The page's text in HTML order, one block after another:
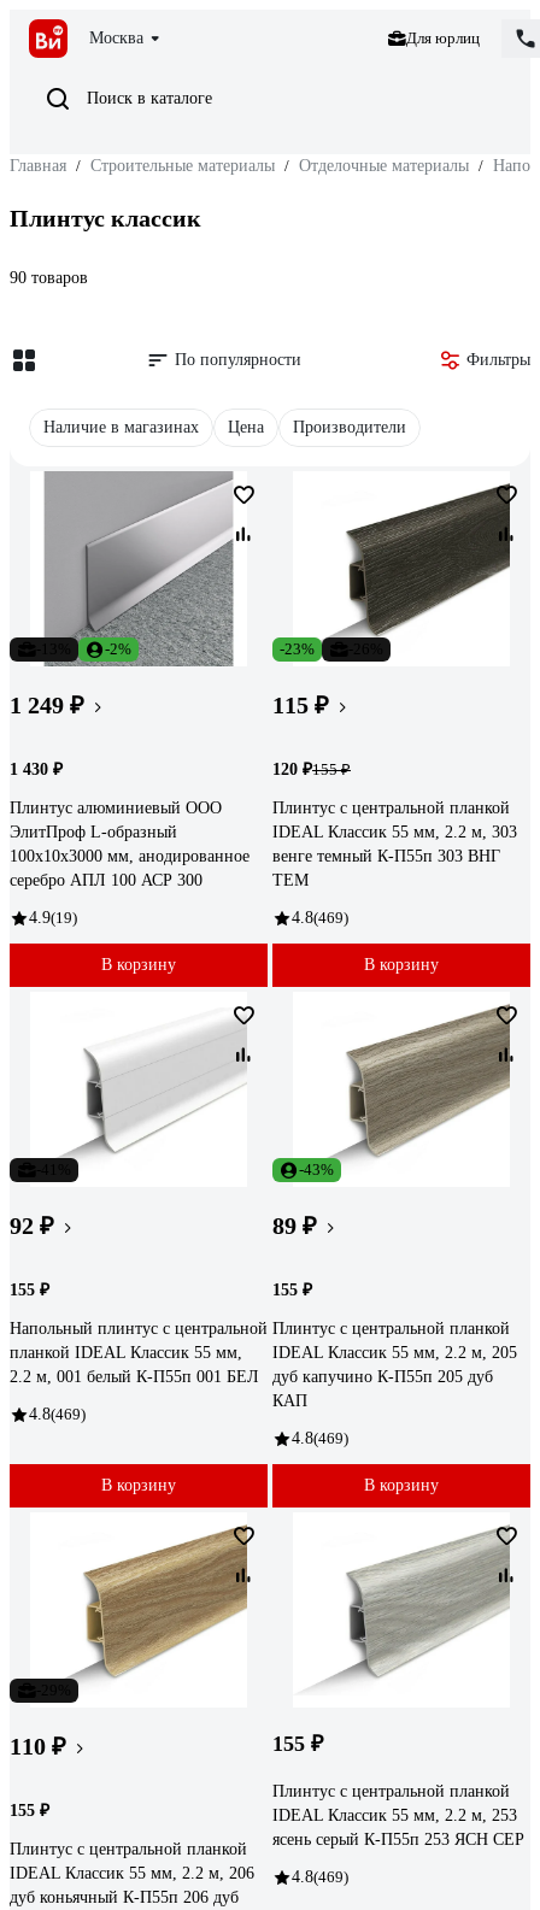
Москва Для юрлиц
Поиск в каталоге
Главная / Строительные материалы / Отделочные материалы /
Плинтус классик
90 товаров
По популярности Фильтры
Наличие в магазинах Цена Производители
-2%
1 249 ₽
1 430 ₽
Плинтус алюминиевый ООО
ЭлитПроф L-образный
100х10х3000 мм, анодированное
серебро АПЛ 100 АСР 300
4.9(19)
В корзину
-23%
115 ₽
120 ₽155 ₽
Плинтус с центральной планкой
IDEAL Классик 55 мм, 2.2 м, 303
венге темный К-П55п 303 ВНГ
ТЕМ
4.8(469)
В корзину
92 ₽
155 ₽
Напольный плинтус с центральной
планкой IDEAL Классик 55 мм,
2.2 м, 001 белый К-П55п 001 БЕЛ
4.8(469)
В корзину
-43%
89 ₽
155 ₽
Плинтус с центральной планкой
IDEAL Классик 55 мм, 2.2 м, 205
дуб капучино К-П55п 205 дуб
КАП
4.8(469)
В корзину
110 ₽
155 ₽
Плинтус с центральной планкой
IDEAL Классик 55 мм, 2.2 м, 206
дуб коньячный К-П55п 206 дуб
155 ₽
Плинтус с центральной планкой
IDEAL Классик 55 мм, 2.2 м, 253
ясень серый К-П55п 253 ЯСН СЕР
4.8(469)